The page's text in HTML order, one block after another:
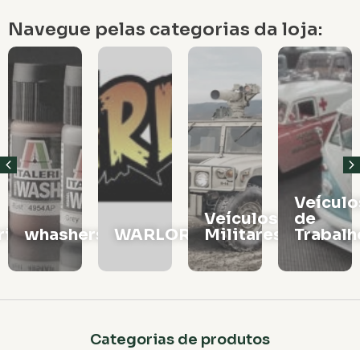
Navegue pelas categorias da loja:
WARLORD Militares
Veículos
de
Trabalho
Vagões
e
Categorias de produtos